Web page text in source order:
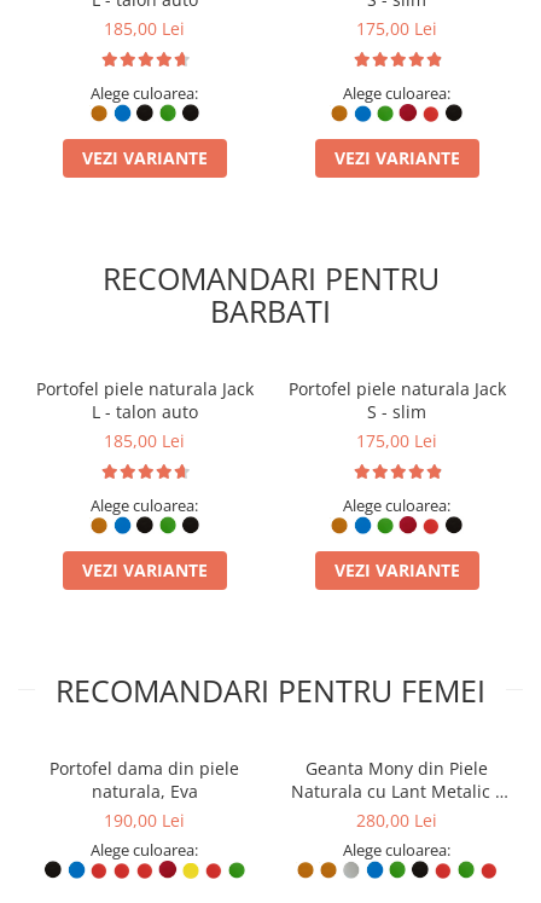
185,00 Lei
Alege culoarea:
VEZI VARIANTE
175,00 Lei
Alege culoarea:
VEZI VARIANTE
RECOMANDARI PENTRU
BARBATI
Portofel piele naturala Jack
L - talon auto
185,00 Lei
Alege culoarea:
VEZI VARIANTE
Portofel piele naturala Jack
S - slim
175,00 Lei
Alege culoarea:
VEZI VARIANTE
RECOMANDARI PENTRU FEMEI
Portofel dama din piele
naturala, Eva
190,00 Lei
Alege culoarea:
Geanta Mony din Piele
Naturala cu Lant Metalic –
Design Elegant
280,00 Lei
Alege culoarea: